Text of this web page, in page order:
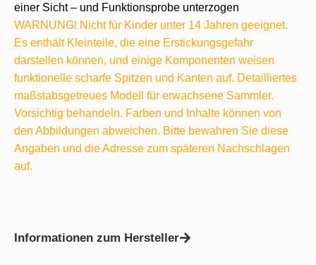
einer Sicht – und Funktionsprobe unterzogen
WARNUNG! Nicht für Kinder unter 14 Jahren geeignet.
Es enthält Kleinteile, die eine Erstickungsgefahr
darstellen können, und einige Komponenten weisen
funktionelle scharfe Spitzen und Kanten auf. Detailliertes
maßstabsgetreues Modell für erwachsene Sammler.
Vorsichtig behandeln. Farben und Inhalte können von
den Abbildungen abweichen. Bitte bewahren Sie diese
Angaben und die Adresse zum späteren Nachschlagen
auf.
Informationen zum Hersteller